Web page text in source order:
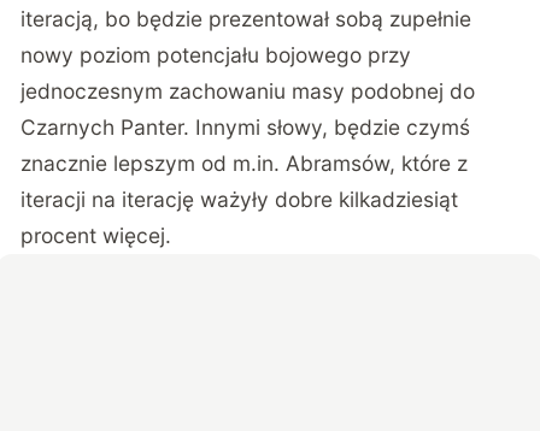
iteracją, bo będzie prezentował sobą zupełnie
nowy poziom potencjału bojowego przy
jednoczesnym zachowaniu masy podobnej do
Czarnych Panter. Innymi słowy, będzie czymś
znacznie lepszym od m.in. Abramsów, które z
iteracji na iterację ważyły dobre kilkadziesiąt
procent więcej.